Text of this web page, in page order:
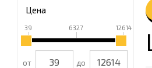
Цена
39 6327 12614
от до